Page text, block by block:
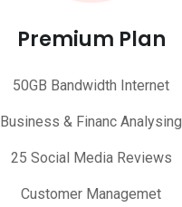
Premium Plan
50GB Bandwidth Internet
Business & Financ Analysing
25 Social Media Reviews
Customer Managemet